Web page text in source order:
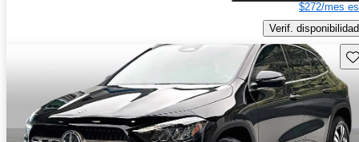
$272/mes
Verif. disponibilidad